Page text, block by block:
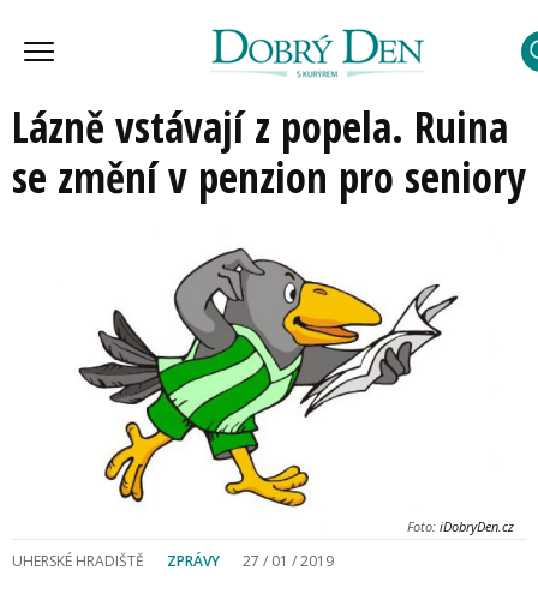
Lázně vstávají z popela. Ruina
se změní v penzion pro seniory
Foto: iDobryDen.cz
UHERSKÉ HRADIŠTĚ ZPRÁVY 27 / 01 / 2019